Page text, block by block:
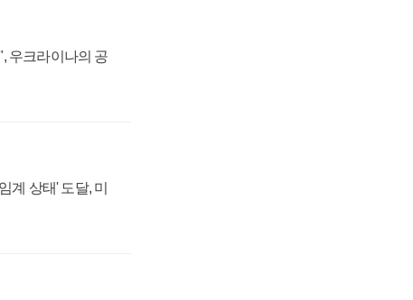
우크라이나의 공
계 상태' 도달, 미